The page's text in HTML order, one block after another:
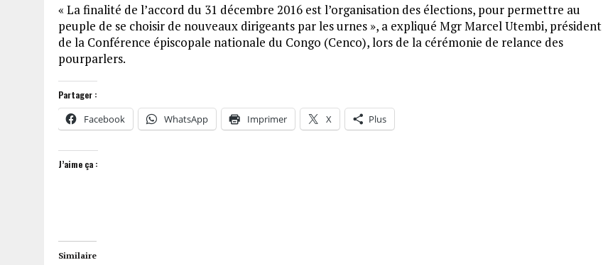
« La finalité de l’accord du 31 décembre 2016 est l’organisation des élections, pour permettre au
peuple de se choisir de nouveaux dirigeants par les urnes », a expliqué Mgr Marcel Utembi, président
de la Conférence épiscopale nationale du Congo (Cenco), lors de la cérémonie de relance des
pourparlers.
Partager :
Facebook WhatsApp Imprimer X Plus
J’aime ça :
Similaire